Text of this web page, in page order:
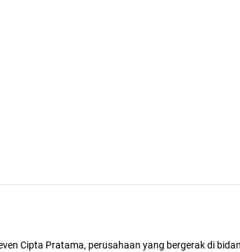
Cipta Pratama, perusahaan yang bergerak di